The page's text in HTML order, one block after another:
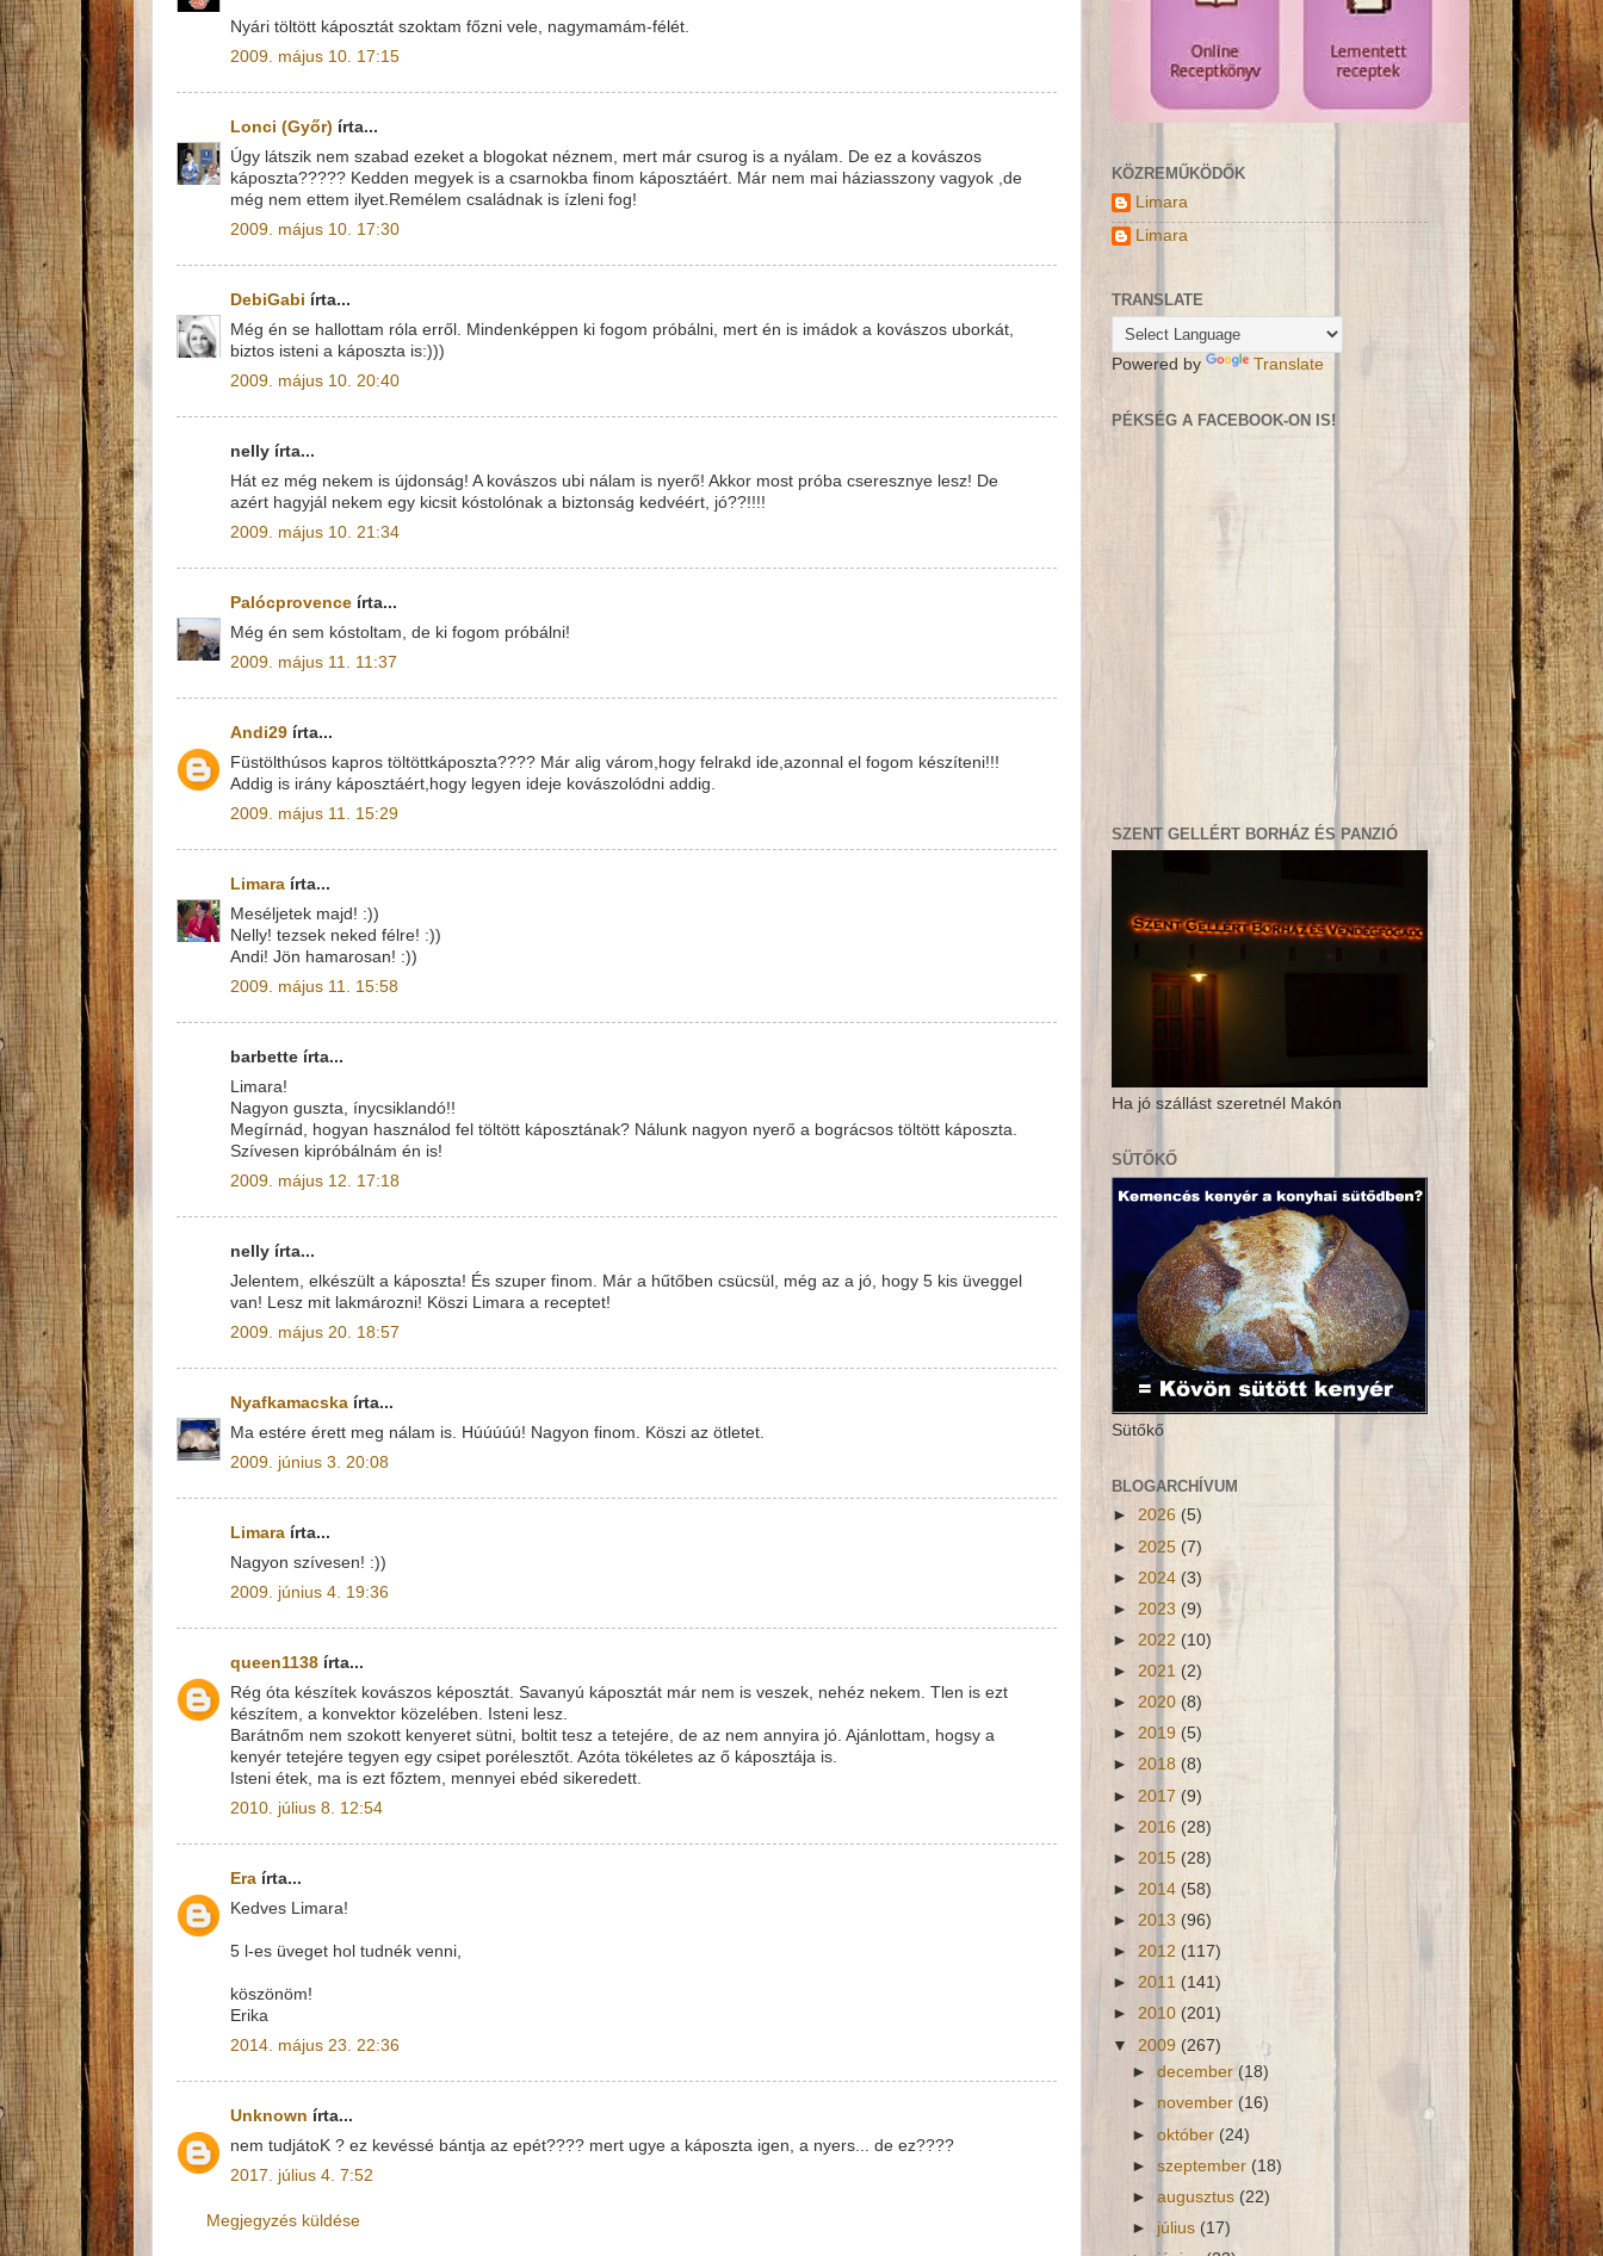
Nyári töltött káposztát szoktam főzni vele, nagymamám-félét.
2009. május 10. 17:15
Lonci (Győr) írta...
Úgy látszik nem szabad ezeket a blogokat néznem, mert már csurog is a nyálam. De ez a kovászos
káposzta????? Kedden megyek is a csarnokba finom káposztáért. Már nem mai háziasszony vagyok ,de
még nem ettem ilyet.Remélem családnak is ízleni fog!
2009. május 10. 17:30
DebiGabi írta...
Még én se hallottam róla erről. Mindenképpen ki fogom próbálni, mert én is imádok a kovászos uborkát,
biztos isteni a káposzta is:)))
2009. május 10. 20:40
nelly írta...
Hát ez még nekem is újdonság! A kovászos ubi nálam is nyerő! Akkor most próba cseresznye lesz! De
azért hagyjál nekem egy kicsit kóstolónak a biztonság kedvéért, jó??!!!!
2009. május 10. 21:34
Palócprovence írta...
Még én sem kóstoltam, de ki fogom próbálni!
2009. május 11. 11:37
Andi29 írta...
Füstölthúsos kapros töltöttkáposzta???? Már alig várom,hogy felrakd ide,azonnal el fogom készíteni!!!
Addig is irány káposztáért,hogy legyen ideje kovászolódni addig.
2009. május 11. 15:29
Limara írta...
Meséljetek majd! :))
Nelly! tezsek neked félre! :))
Andi! Jön hamarosan! :))
2009. május 11. 15:58
barbette írta...
Limara!
Nagyon guszta, ínycsiklandó!!
Megírnád, hogyan használod fel töltött káposztának? Nálunk nagyon nyerő a bográcsos töltött káposzta.
Szívesen kipróbálnám én is!
2009. május 12. 17:18
nelly írta...
Jelentem, elkészült a káposzta! És szuper finom. Már a hűtőben csücsül, még az a jó, hogy 5 kis üveggel
van! Lesz mit lakmározni! Köszi Limara a receptet!
2009. május 20. 18:57
Nyafkamacska írta...
Ma estére érett meg nálam is. Húúúúú! Nagyon finom. Köszi az ötletet.
2009. június 3. 20:08
Limara írta...
Nagyon szívesen! :))
2009. június 4. 19:36
queen1138 írta...
Rég óta készítek kovászos képosztát. Savanyú káposztát már nem is veszek, nehéz nekem. Tlen is ezt
készítem, a konvektor közelében. Isteni lesz.
Barátnőm nem szokott kenyeret sütni, boltit tesz a tetejére, de az nem annyira jó. Ajánlottam, hogsy a
kenyér tetejére tegyen egy csipet porélesztőt. Azóta tökéletes az ő káposztája is.
Isteni étek, ma is ezt főztem, mennyei ebéd sikeredett.
2010. július 8. 12:54
Era írta...
Kedves Limara!
5 l-es üveget hol tudnék venni,
köszönöm!
Erika
2014. május 23. 22:36
Unknown írta...
nem tudjátoK ? ez kevéssé bántja az epét???? mert ugye a káposzta igen, a nyers... de ez????
2017. július 4. 7:52
Megjegyzés küldése
KÖZREMŰKÖDŐK
Limara
Limara
TRANSLATE
Powered by Translate
PÉKSÉG A FACEBOOK-ON IS!
SZENT GELLÉRT BORHÁZ ÉS PANZIÓ
Ha jó szállást szeretnél Makón
SÜTŐKŐ
Sütőkő
BLOGARCHÍVUM
► 2026 (5)
► 2025 (7)
► 2024 (3)
► 2023 (9)
► 2022 (10)
► 2021 (2)
► 2020 (8)
► 2019 (5)
► 2018 (8)
► 2017 (9)
► 2016 (28)
► 2015 (28)
► 2014 (58)
► 2013 (96)
► 2012 (117)
► 2011 (141)
► 2010 (201)
▼ 2009 (267)
►december (18)
► november(16)
►október (24)
►szeptember (18)
►augusztus (22)
► július (17)